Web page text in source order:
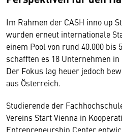
Im Rahmen der CASH inno up
wurden erneut internationale
einem Pool von rund 40.000 bis
schafften es 18 Unternehmen
Der Fokus lag heuer jedoch
aus Österreich.
Studierende der
Vereins Start Vienna in
Entrepreneurship Center